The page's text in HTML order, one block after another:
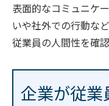
表面的なコミュニケ
いや社外での行動な
従業員の人間性を確認
企業が従